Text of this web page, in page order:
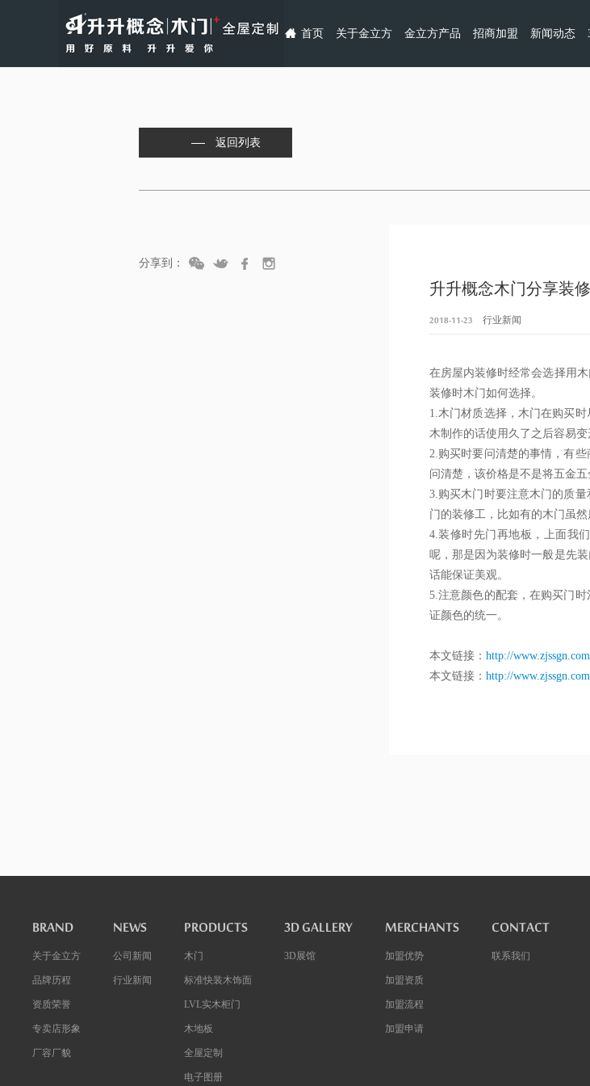
首页 关于金立方 金立方产品 招商加盟 新闻动态
返回列表
分享到：
升升概念木门分享装
2018-11-23
行业新闻
在房屋内装修时经常会选择用
装修时木门如何选择。
1.木门材质选择，木门在购买
木制作的话使用久了之后容易
2.购买时要问清楚的事情，有
问清楚，该价格是不是将五金
3.购买木门时要注意木门的质
门的装修工，比如有的木门虽
4.装修时先门再地板，上面我
呢，那是因为装修时一般是先
话能保证美观。
5.注意颜色的配套，在购买门
证颜色的统一。
本文链接： http://
本文链接： http://
BRAND
关于金立方
品牌历程
资质荣誉
专卖店形象
厂容厂貌
NEWS
公司新闻
行业新闻
PRODUCTS
木门
标准快装木饰面
LVL实木柜门
木地板
全屋定制
电子图册
3D GALLERY
3D展馆
MERCHANTS
加盟优势
加盟资质
加盟流程
加盟申请
CONTACT
联系我们